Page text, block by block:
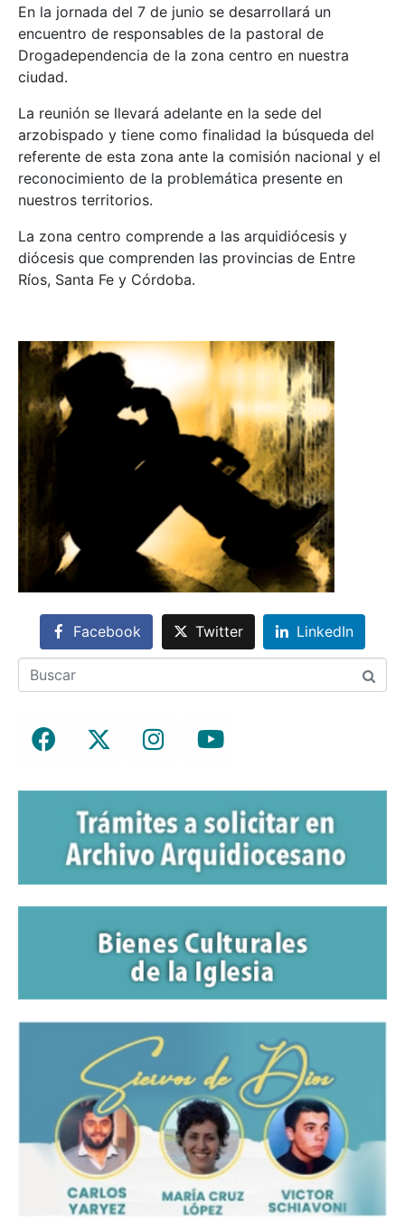
En la jornada del 7 de junio se desarrollará un
encuentro de responsables de la pastoral de
Drogadependencia de la zona centro en nuestra
ciudad.
La reunión se llevará adelante en la sede del
arzobispado y tiene como finalidad la búsqueda del
referente de esta zona ante la comisión nacional y el
reconocimiento de la problemática presente en
nuestros territorios.
La zona centro comprende a las arquidiócesis y
diócesis que comprenden las provincias de Entre
Ríos, Santa Fe y Córdoba.
Facebook Twitter LinkedIn